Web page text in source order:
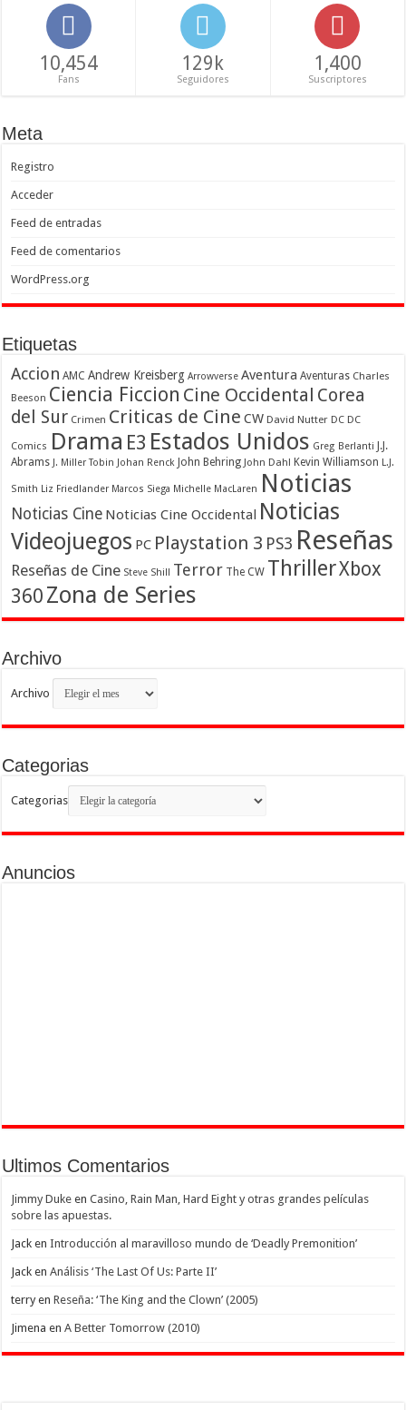
10,454
Fans
129k
Seguidores
1,400
Suscriptores
Meta
Registro
Acceder
Feed de entradas
Feed de comentarios
WordPress.org
Etiquetas
Accion AMC Andrew Kreisberg Arrowverse Aventura Aventuras Charles
Beeson Ciencia Ficcion Cine Occidental Corea
del Sur Crimen Criticas de Cine CW David Nutter DC DC
Comics Drama E3 Estados Unidos Greg Berlanti J.J.
Abrams J. Miller Tobin Johan Renck John Behring John Dahl Kevin Williamson L.J.
Smith Liz Friedlander Marcos Siega Michelle MacLaren Noticias
Noticias Cine Noticias Cine Occidental Noticias
Videojuegos PC Playstation 3 PS3 Reseñas
Reseñas de Cine Steve Shill Terror The CW ThrillerXbox
360 Zona de Series
Archivo
Archivo
Categorias
Categorias
Anuncios
Ultimos Comentarios
Jimmy Duke enCasino, Rain Man, Hard Eight y otras grandes películas
sobre las apuestas.
Jack enIntroducción al maravilloso mundo de ‘Deadly Premonition’
Jack enAnálisis ‘The Last Of Us: Parte II’
terryenReseña: ‘The King and the Clown’ (2005)
Jimena enA Better Tomorrow (2010)